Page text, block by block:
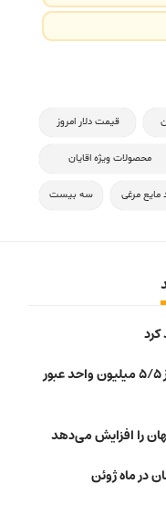
قیمت دلار امروز
محصولات ویژه اقایان
مایع مرغی سه بیست
بورس تهران با جهش ۱۱۲ هزار واحدی از مرز ۵/۵ میلیون واحد عبور
را افزایش می‌دهد
در ماه ژوئن